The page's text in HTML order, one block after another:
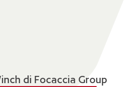
di Focaccia Group